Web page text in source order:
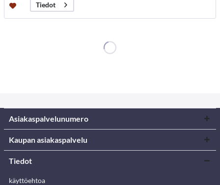
Tiedot
Asiakaspalvelunumero
Kaupan asiakaspalvelu
Tiedot
käyttöehtoa